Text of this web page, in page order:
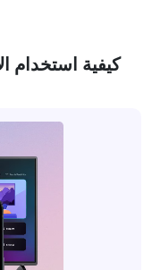
كيفية استخدام